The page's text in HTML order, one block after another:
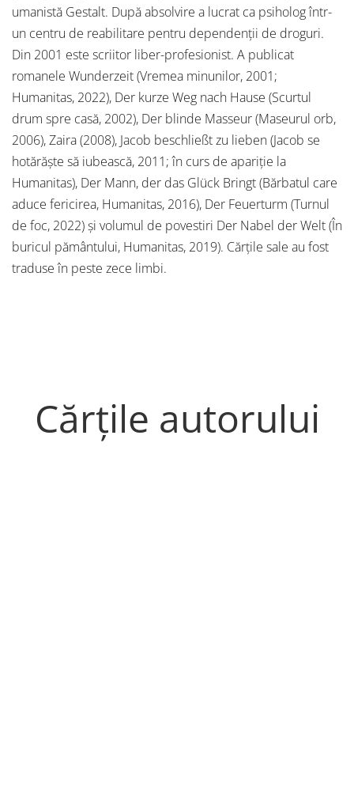
umanistă Gestalt. După absolvire a lucrat ca psiholog într-
un centru de reabilitare pentru dependenții de droguri.
Din 2001 este scriitor liber-profesionist. A publicat
romanele Wunderzeit (Vremea minunilor, 2001;
Humanitas, 2022), Der kurze Weg nach Hause (Scurtul
drum spre casă, 2002), Der blinde Masseur (Maseurul orb,
2006), Zaira (2008), Jacob beschließt zu lieben (Jacob se
hotărăște să iubească, 2011; în curs de apariție la
Humanitas), Der Mann, der das Glück Bringt (Bărbatul care
aduce fericirea, Humanitas, 2016), Der Feuerturm (Turnul
de foc, 2022) și volumul de povestiri Der Nabel der Welt (În
buricul pământului, Humanitas, 2019). Cărțile sale au fost
traduse în peste zece limbi.
Cărțile autorului